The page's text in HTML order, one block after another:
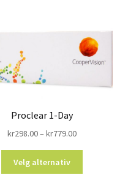
Proclear 1-Day
kr298.00–kr779.00
Velg alternativ